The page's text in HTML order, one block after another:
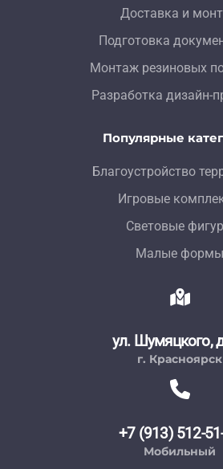
Доставка и
Подготовка
Монтаж резиновых
Разработка дизайн-
Популярные
Благоустройство
Игровые
Световые
Малые формы
ул. Шумяцкого,
г. Красноярск
+7 (913) 512-
Мобильный